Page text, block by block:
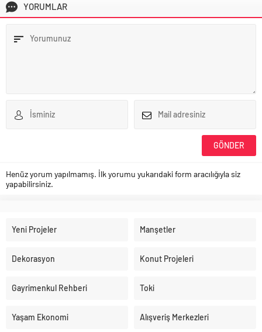
YORUMLAR
Henüz yorum yapılmamış. İlk yorumu yukarıdaki form aracılığıyla siz
yapabilirsiniz.
Yeni Projeler Manşetler
Dekorasyon Konut Projeleri
Gayrimenkul Rehberi Toki
Yaşam Ekonomi Alışveriş Merkezleri